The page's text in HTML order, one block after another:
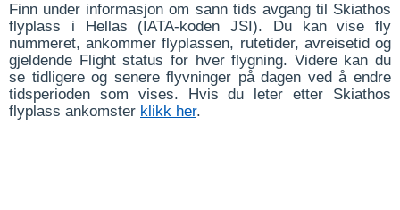
Finn under informasjon om sann tids avgang til Skiathos
flyplass i Hellas (IATA-koden JSI). Du kan vise fly
nummeret, ankommer flyplassen, rutetider, avreisetid og
gjeldende Flight status for hver flygning. Videre kan du
se tidligere og senere flyvninger på dagen ved å endre
tidsperioden som vises. Hvis du leter etter Skiathos
flyplass ankomster klikk her.